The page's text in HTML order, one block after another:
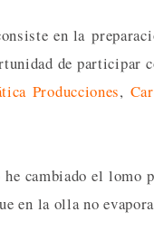
en la
de participar
Producciones,
he cambiado el lomo
en la olla no